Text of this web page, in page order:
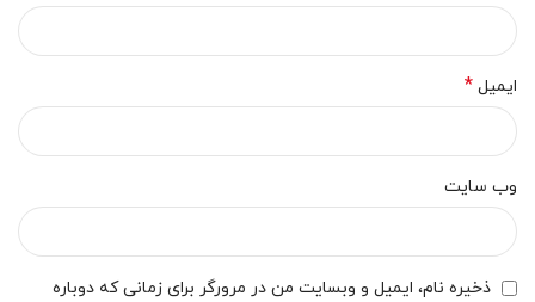
ایمیل *
وب‌ سایت
ذخیره نام، ایمیل و وبسایت من در مرورگر برای زمانی که دوباره